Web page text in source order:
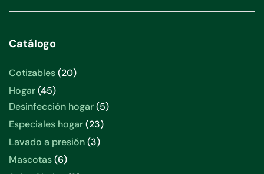
Catálogo
Cotizables 20
Hogar 45
Desinfección hogar 5
Especiales hogar 23
Lavado a presión 3
Mascotas 6